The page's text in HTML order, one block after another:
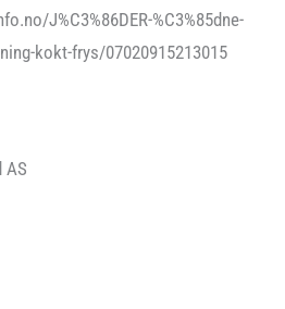
J%C3%86DER-%C3%85dne-
kokt-frys/07020915213015
AS